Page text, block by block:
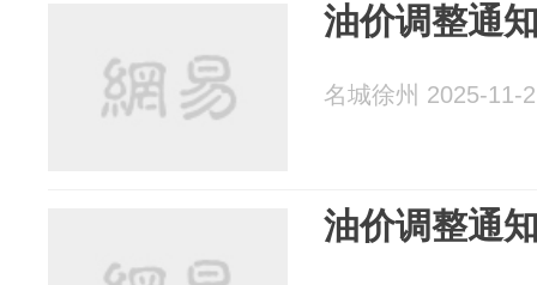
油价调整通
名城徐州 2025-11-
油价调整通